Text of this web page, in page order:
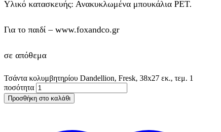
Υλικό κατασκευής: Ανακυκλωμένα μπουκάλια PET.
Για το παιδί – www.foxandco.gr
σε απόθεμα
Τσάντα κολυμβητηρίου Dandellion, Fresk, 38x27 εκ., τεμ. 1
ποσότητα
Προσθήκη στο καλάθι